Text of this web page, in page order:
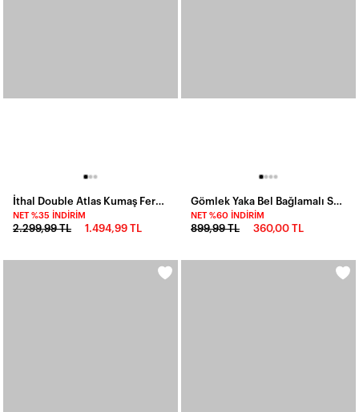
NET %35 İNDIRIM
2.299,99 TL 1.494,99 TL
NET %60 İNDIRIM
899,99 TL 360,00 TL